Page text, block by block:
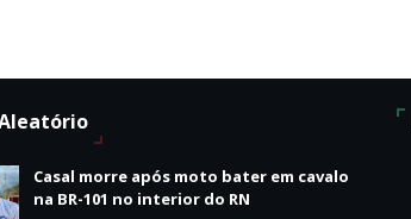
Casal morre após moto bater em cavalo
na BR-101 no interior do RN